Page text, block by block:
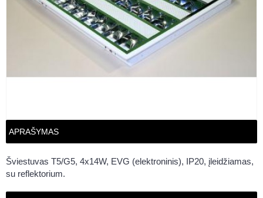
APRAŠYMAS
Šviestuvas T5/G5, 4x14W, EVG (elektroninis), IP20, įleidžiamas,
su reflektorium.